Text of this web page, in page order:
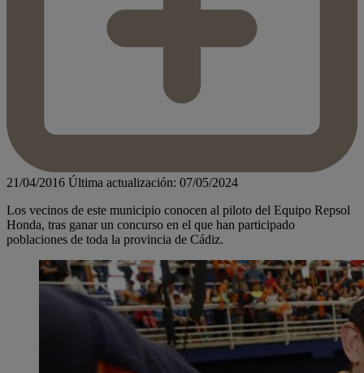
21/04/2016 Última actualización: 07/05/2024
Los vecinos de este municipio conocen al piloto del Equipo Repsol
Honda, tras ganar un concurso en el que han participado
poblaciones de toda la provincia de Cádiz.